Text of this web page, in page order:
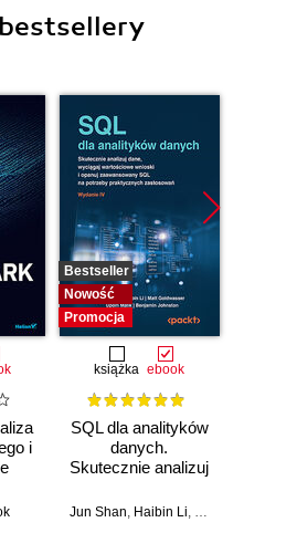
i
Bestseller
Nowość
Promocja
książka ebook
SQL dla analityków
danych.
Skutecznie analizuj
wartościowe
Jun Shan, Haibin Li, Matt Goldwasser